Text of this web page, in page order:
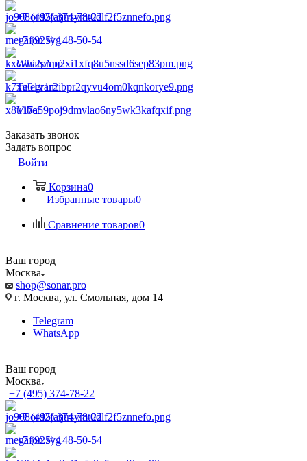
+7 (495) 374-78-22
+7 (925) 148-50-54
WhatsApp
Telegram
Viber
Заказать звонок
Задать вопрос
Войти
Корзина0
Избранные товары0
Сравнение товаров0
Ваш город
Москва
shop@sonar.pro
г. Москва, ул. Смольная, дом 14
Telegram
WhatsApp
Ваш город
Москва
+7 (495) 374-78-22
+7 (495) 374-78-22
+7 (925) 148-50-54